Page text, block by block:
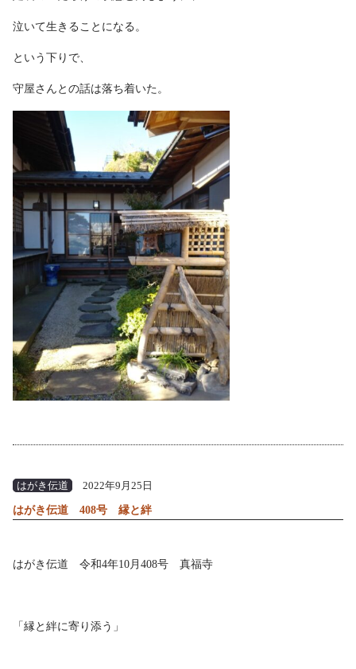
泣いて生きることになる。
という下りで、
守屋さんとの話は落ち着いた。
はがき伝道 2022年9月25日
はがき伝道 408号 縁と絆
はがき伝道 令和4年10月408号 真福寺
「縁と絆に寄り添う」